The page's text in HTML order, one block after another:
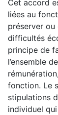
Cet accord
liées au
préserver ou
difficultés
principe de
l’ensemble
fonction. Le
stipulations
individuel